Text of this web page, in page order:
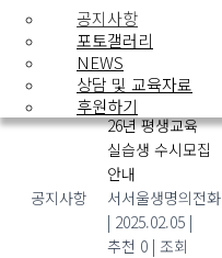
공지사항
포토갤러리
NEWS
상담 및 교육자료
후원하기
| 2026.01.26
추천 0 |
4751
공지사항
26년 평생교육
실습생 수시모집
안내
서서울생명의전화
| 2025.02.05 |
추천 0 | 조회